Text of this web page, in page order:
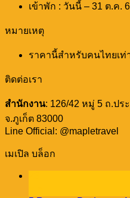
เข้าพัก : วันนี้ – 31 ต.ค.
หมายเหตุ
ราคานี้สำหรับคนไทยเท่
ติดต่อเรา
สำนักงาน: 126/42 หมู่ 5 ถ.ปร
จ.ภูเก็ต 83000
Line Official: @mapletravel
เมเปิล บล็อก